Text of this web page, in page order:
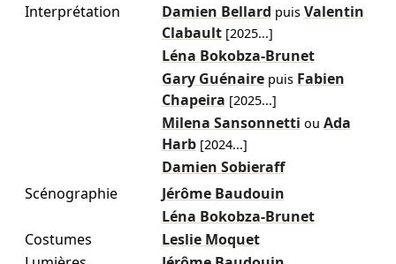
Interprétation
Damien Bellard puis Valentin
Clabault [2025...]
Léna Bokobza-Brunet
Gary Guénaire puis Fabien
Chapeira [2025...]
Milena Sansonnetti ou Ada
Harb [2024...]
Damien Sobieraff
Scénographie
Jérôme Baudouin
Léna Bokobza-Brunet
Costumes
Leslie Moquet